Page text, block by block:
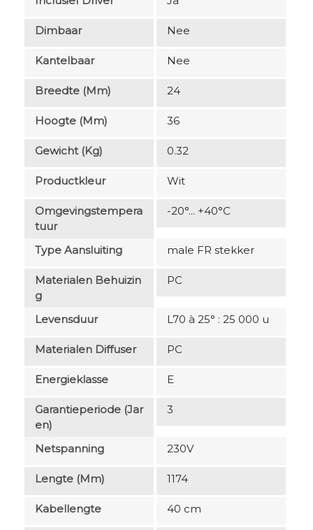
Dimbaar Nee
Kantelbaar Nee
Breedte (mm) 24
Hoogte (mm) 36
Gewicht (kg) 0.32
Productkleur Wit
Omgevingstempera
Tuur
-20°... +40°C
Type Aansluiting male FR stekker
Materialen Behuizin
G
PC
Levensduur L70 à 25° : 25 000 u
Materialen Diffuser PC
Energieklasse E
Garantieperiode (jar
En)
3
Netspanning 230V
Lengte (mm) 1174
Kabellengte 40 cm